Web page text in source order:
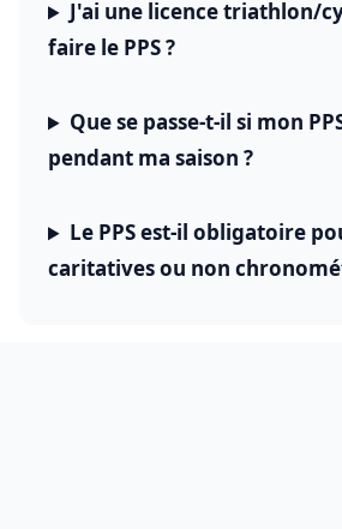
J'ai une licence triathlon/
faire le PPS ?
Que se passe-t-il si mon
pendant ma saison ?
Le PPS est-il obligatoire
caritatives ou non